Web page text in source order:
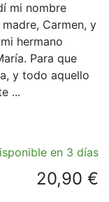
mi nombre
Carmen, y
hermano
Para que
y todo aquello
...
en 3 días
20,90 €